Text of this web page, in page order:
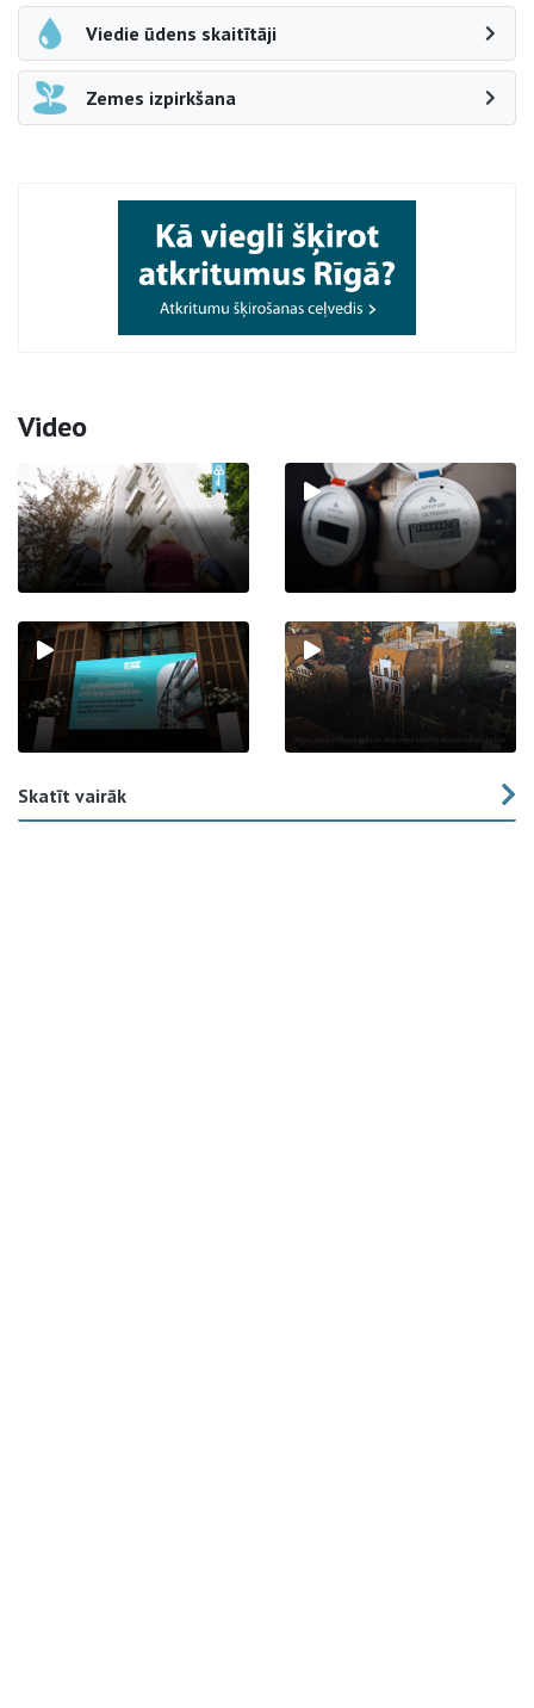
Viedie ūdens skaitītāji
Zemes izpirkšana
Video
Skatīt vairāk